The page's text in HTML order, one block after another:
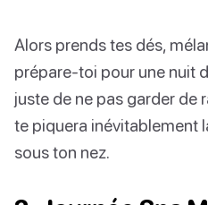
Alors prends tes dés,
prépare-toi pour une nuit
juste de ne pas garder de
te piquera inévitablement
sous ton nez.